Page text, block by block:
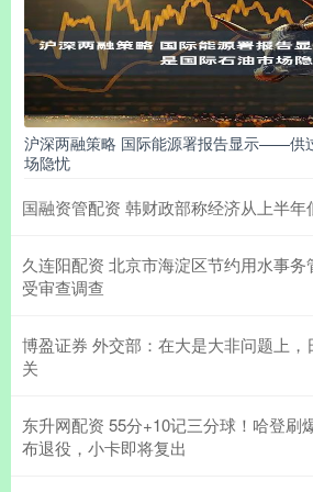
沪深两融策略 国际能源署报告显示——供
场隐忧
国融资管配资 韩财政部称经济从上半年
久连阳配资 北京市海淀区节约用水事
受审查调查
博盈证券 外交部：在大是大非问题上，
关
东升网配资 55分+10记三分球！哈登刷
布退役，小卡即将复出